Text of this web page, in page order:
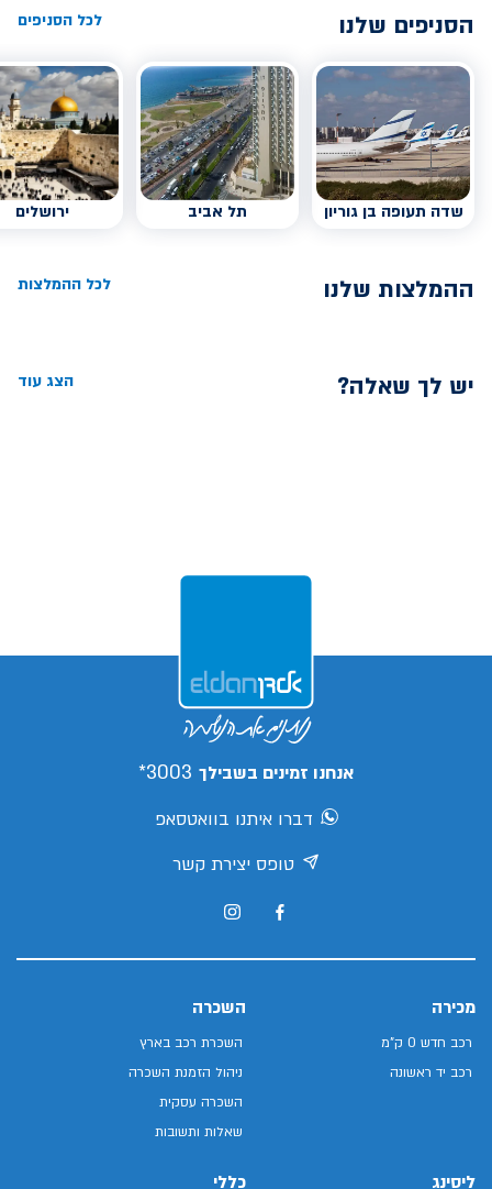
הסניפים שלנו לכל הסניפים
שדה תעופה בן גוריון תל אביב ירושלים
ההמלצות שלנו לכל ההמלצות
יש לך שאלה? הצג עוד
אנחנו זמינים בשבילך 3003*
דברו איתנו בוואטסאפ
טופס יצירת קשר
מכירה
רכב חדש 0 ק"מ
רכב יד ראשונה
השכרה
השכרת רכב בארץ
ניהול הזמנת השכרה
השכרה עסקית
שאלות ותשובות
ליסינג כללי